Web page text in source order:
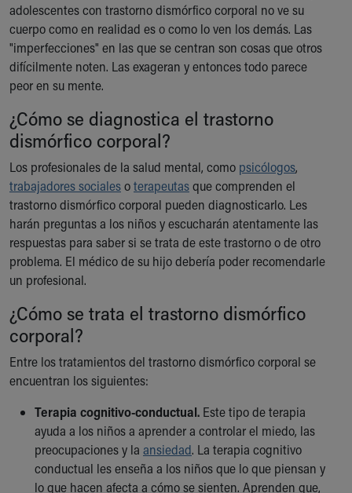
adolescentes con trastorno dismórfico corporal no ve su
cuerpo como en realidad es o como lo ven los demás. Las
"imperfecciones" en las que se centran son cosas que otros
difícilmente noten. Las exageran y entonces todo parece
peor en su mente.
¿Cómo se diagnostica el trastorno
dismórfico corporal?
Los profesionales de la salud mental, como psicólogos,
trabajadores socialesoterapeutasque comprenden el
trastorno dismórfico corporal pueden diagnosticarlo. Les
harán preguntas a los niños y escucharán atentamente las
respuestas para saber si se trata de este trastorno o de otro
problema. El médico de su hijo debería poder recomendarle
un profesional.
¿Cómo se trata el trastorno dismórfico
corporal?
Entre los tratamientos del trastorno dismórfico corporal se
encuentran los siguientes:
Terapia cognitivo-conductual. Este tipo de terapia
ayuda a los niños a aprender a controlar el miedo, las
preocupaciones y la ansiedad. La terapia cognitivo
conductual les enseña a los niños que lo que piensan y
lo que hacen afecta a cómo se sienten. Aprenden que,